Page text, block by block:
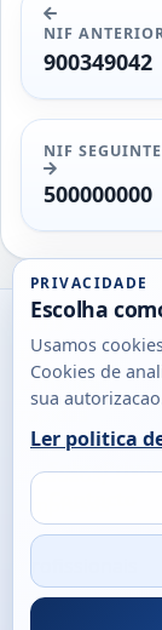
NIF
900349042
NIF SEGUINTE
500000000
Utils
DB
Consultas
rapidas
para
cidadaos,
em
Sobre
PRIVACIDADE
Escolha
Usamos
Cookies de
sua
Ler politica